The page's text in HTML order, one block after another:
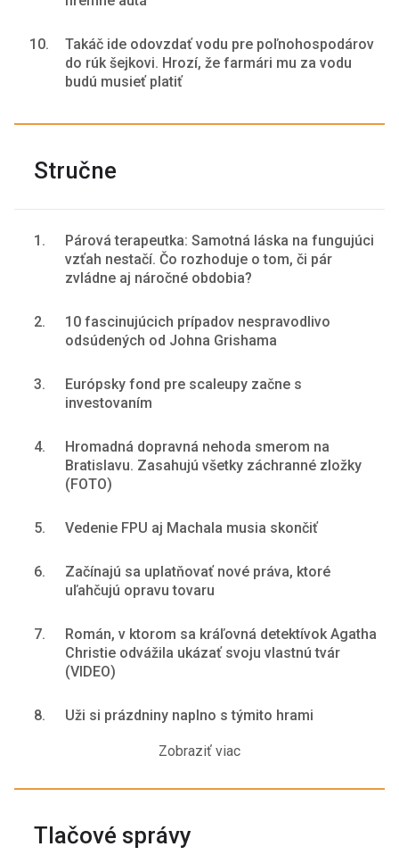
10.
Takáč ide odovzdať vodu pre poľnohospodárov
do rúk šejkovi. Hrozí, že farmári mu za vodu
budú musieť platiť
Stručne
1.
Párová terapeutka: Samotná láska na fungujúci
vzťah nestačí. Čo rozhoduje o tom, či pár
zvládne aj náročné obdobia?
2.
10 fascinujúcich prípadov nespravodlivo
odsúdených od Johna Grishama
3.
Európsky fond pre scaleupy začne s
investovaním
4.
Hromadná dopravná nehoda smerom na
Bratislavu. Zasahujú všetky záchranné zložky
(FOTO)
5. Vedenie FPU aj Machala musia skončiť
6.
Začínajú sa uplatňovať nové práva, ktoré
uľahčujú opravu tovaru
7.
Román, v ktorom sa kráľovná detektívok Agatha
Christie odvážila ukázať svoju vlastnú tvár
(VIDEO)
8. Uži si prázdniny naplno s týmito hrami
Zobraziť viac
Tlačové správy